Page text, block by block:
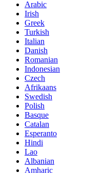
Arabic
Irish
Greek
Turkish
Italian
Danish
Romanian
Indonesian
Czech
Afrikaans
Swedish
Polish
Basque
Catalan
Esperanto
Hindi
Lao
Albanian
Amharic